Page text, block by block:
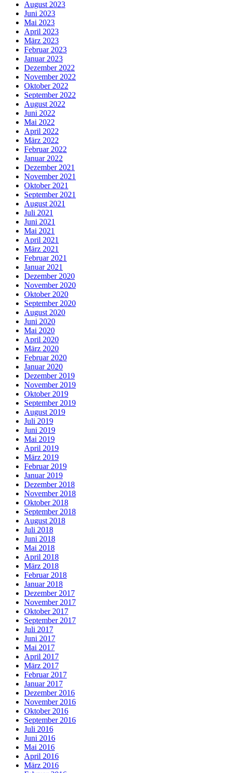
August 2023
Juni 2023
Mai 2023
April 2023
März 2023
Februar 2023
Januar 2023
Dezember 2022
November 2022
Oktober 2022
September 2022
August 2022
Juni 2022
Mai 2022
April 2022
März 2022
Februar 2022
Januar 2022
Dezember 2021
November 2021
Oktober 2021
September 2021
August 2021
Juli 2021
Juni 2021
Mai 2021
April 2021
März 2021
Februar 2021
Januar 2021
Dezember 2020
November 2020
Oktober 2020
September 2020
August 2020
Juni 2020
Mai 2020
April 2020
März 2020
Februar 2020
Januar 2020
Dezember 2019
November 2019
Oktober 2019
September 2019
August 2019
Juli 2019
Juni 2019
Mai 2019
April 2019
März 2019
Februar 2019
Januar 2019
Dezember 2018
November 2018
Oktober 2018
September 2018
August 2018
Juli 2018
Juni 2018
Mai 2018
April 2018
März 2018
Februar 2018
Januar 2018
Dezember 2017
November 2017
Oktober 2017
September 2017
Juli 2017
Juni 2017
Mai 2017
April 2017
März 2017
Februar 2017
Januar 2017
Dezember 2016
November 2016
Oktober 2016
September 2016
Juli 2016
Juni 2016
Mai 2016
April 2016
März 2016